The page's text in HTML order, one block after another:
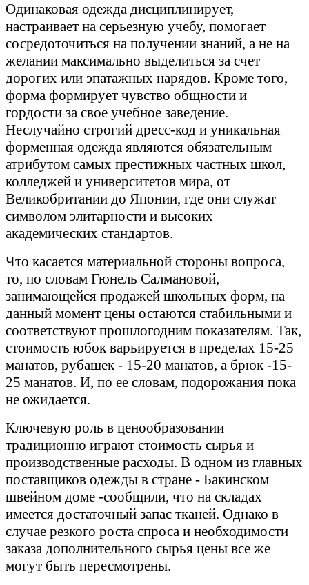
Одинаковая одежда дисциплинирует,
настраивает на серьезную учебу, помогает
сосредоточиться на получении знаний, а не на
желании максимально выделиться за счет
дорогих или эпатажных нарядов. Кроме того,
форма формирует чувство общности и
гордости за свое учебное заведение.
Неслучайно строгий дресс-код и уникальная
форменная одежда являются обязательным
атрибутом самых престижных частных школ,
колледжей и университетов мира, от
Великобритании до Японии, где они служат
символом элитарности и высоких
академических стандартов.
Что касается материальной стороны вопроса,
то, по словам Гюнель Салмановой,
занимающейся продажей школьных форм, на
данный момент цены остаются стабильными и
соответствуют прошлогодним показателям. Так,
стоимость юбок варьируется в пределах 15-25
манатов, рубашек - 15-20 манатов, а брюк -15-
25 манатов. И, по ее словам, подорожания пока
не ожидается.
Ключевую роль в ценообразовании
традиционно играют стоимость сырья и
производственные расходы. В одном из главных
поставщиков одежды в стране - Бакинском
швейном доме -сообщили, что на складах
имеется достаточный запас тканей. Однако в
случае резкого роста спроса и необходимости
заказа дополнительного сырья цены все же
могут быть пересмотрены.